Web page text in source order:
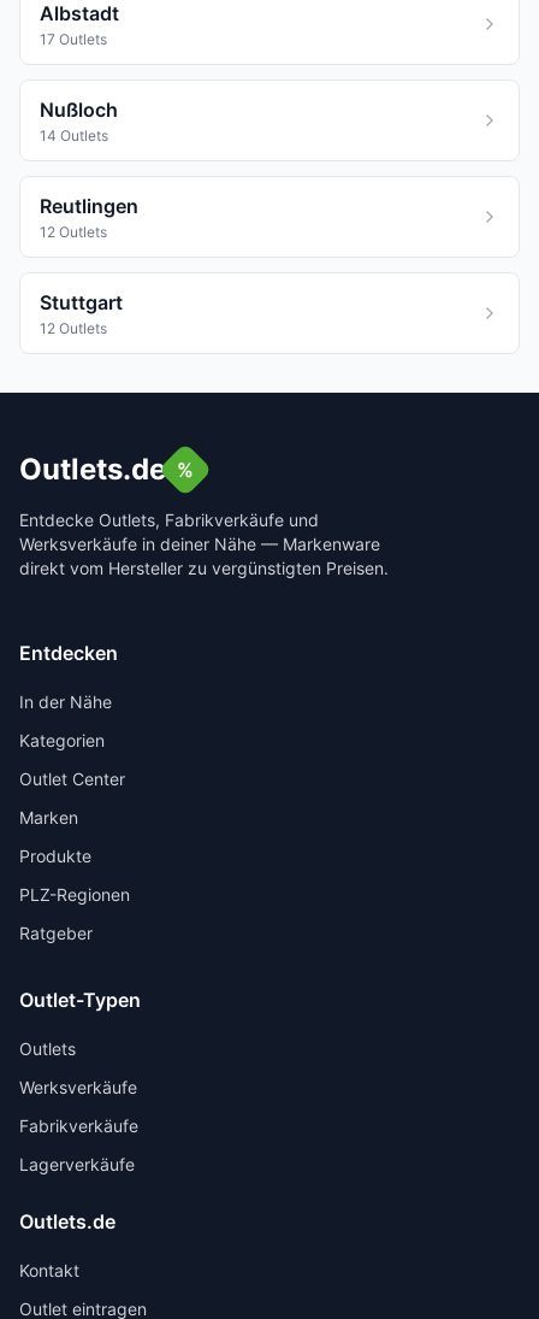
Albstadt
17 Outlets
Nußloch
14 Outlets
Reutlingen
12 Outlets
Stuttgart
12 Outlets
Outlets.de %
Entdecke Outlets, Fabrikverkäufe und
Werksverkäufe in deiner Nähe — Markenware
direkt vom Hersteller zu vergünstigten Preisen.
Entdecken
In der Nähe
Kategorien
Outlet Center
Marken
Produkte
PLZ-Regionen
Ratgeber
Outlet-Typen
Outlets
Werksverkäufe
Fabrikverkäufe
Lagerverkäufe
Outlets.de
Kontakt
Outlet eintragen